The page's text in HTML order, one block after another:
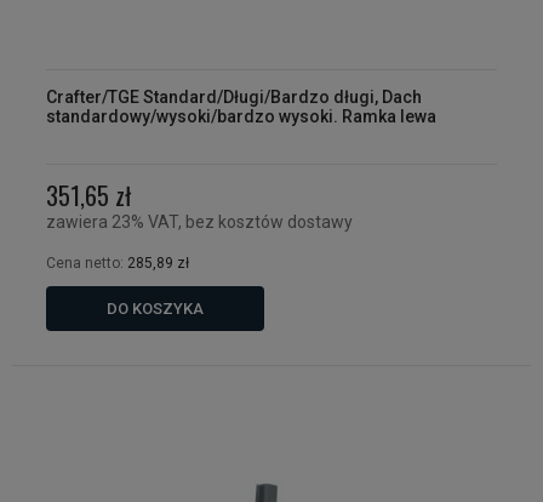
Crafter/TGE Standard/Długi/Bardzo długi, Dach
standardowy/wysoki/bardzo wysoki. Ramka lewa
351,65 zł
zawiera 23% VAT, bez kosztów dostawy
Cena netto: 285,89 zł
DO KOSZYKA